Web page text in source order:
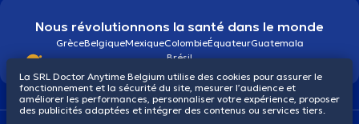
Nous révolutionnons la santé dans le monde
GrèceBelgiqueMexiqueColombieÉquateurGuatemala
Brésil
La SRL Doctor Anytime Belgium utilise des cookies pour assurer le
fonctionnement et la sécurité du site, mesurer l’audience et
améliorer les performances, personnaliser votre expérience, proposer
des publicités adaptées et intégrer des contenus ou services tiers.